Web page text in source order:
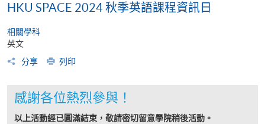
HKU SPACE 2024 秋季英語課程資訊日
相關學科
英文
分享
列印
感謝各位熱烈參與！
以上活動經已圓滿結束，敬請密切留意學院稍後活動。